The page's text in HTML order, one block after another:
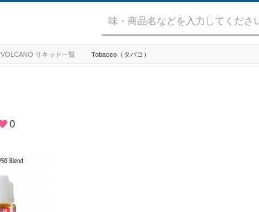
VOLCANO リキッド一覧 Tobacco（タバコ）
0